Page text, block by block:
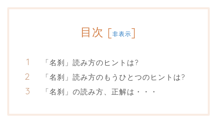
目次 [非表示]
「名刹」読み方のヒントは?
「名刹」読み方のもうひとつのヒントは?
「名刹」の読み方、正解は・・・